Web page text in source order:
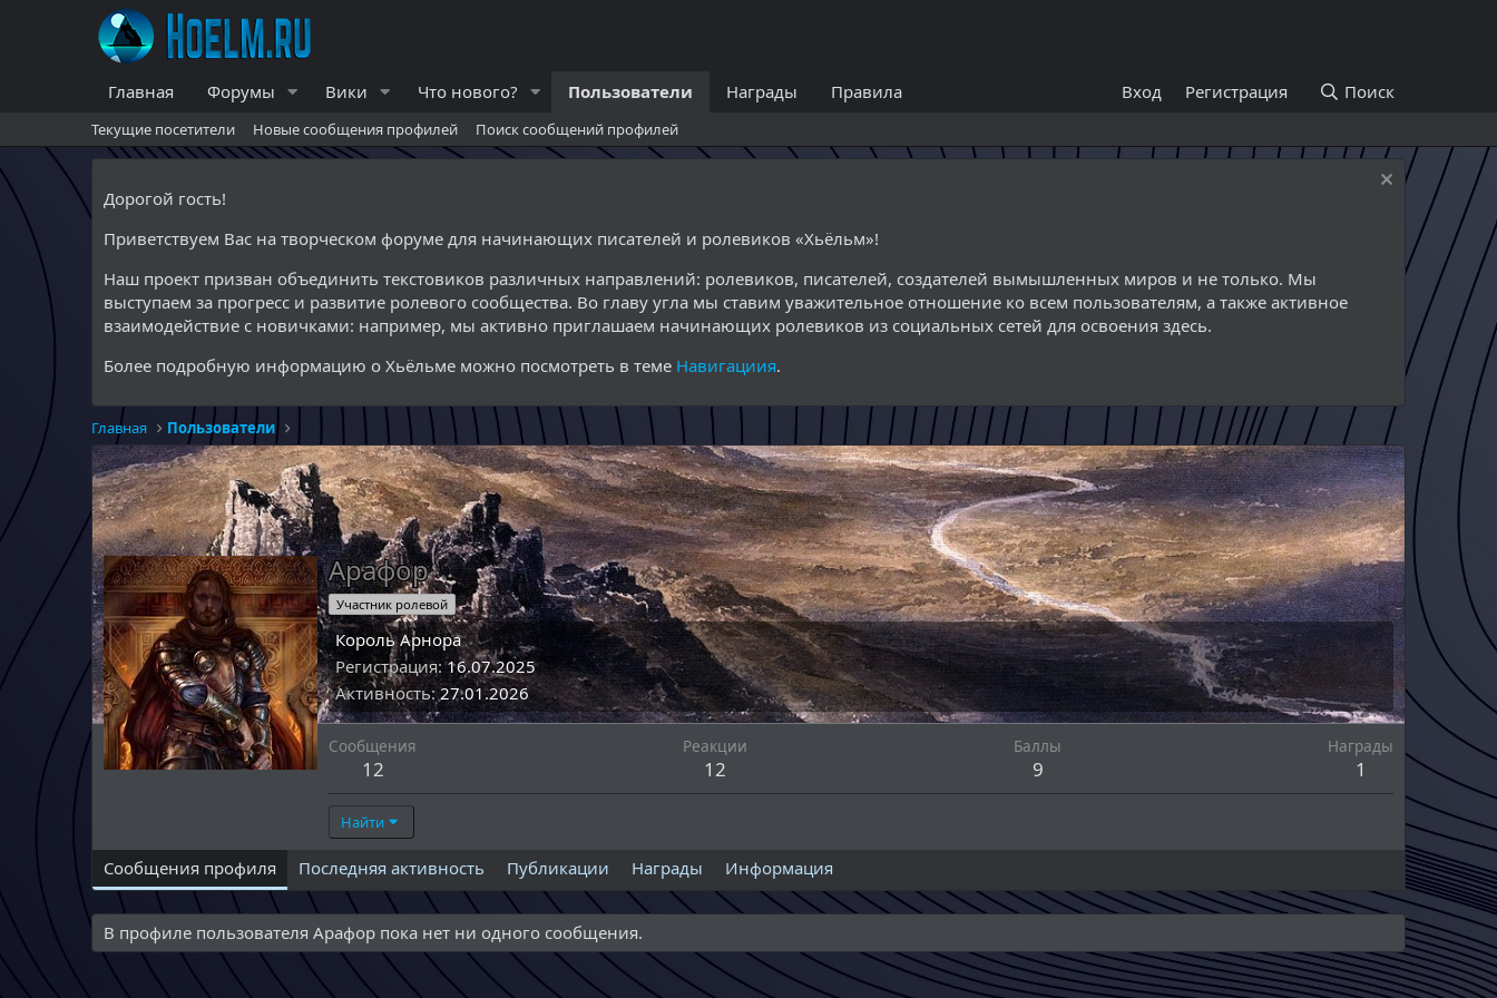
Главная Форумы Вики Что нового? Пользователи Награды Правила Вход Регистрация Поиск
Текущие посетители Новые сообщения профилей Поиск сообщений профилей
Дорогой гость!
Приветствуем Вас на творческом форуме для начинающих писателей и ролевиков «Хьёльм»!
Наш проект призван объединить текстовиков различных направлений: ролевиков, писателей, создателей вымышленных миров и не только. Мы
выступаем за прогресс и развитие ролевого сообщества. Во главу угла мы ставим уважительное отношение ко всем пользователям, а также активное
взаимодействие с новичками: например, мы активно приглашаем начинающих ролевиков из социальных сетей для освоения здесь.
Более подробную информацию о Хьёльме можно посмотреть в теме Навигациия.
Главная Пользователи
Арафор
Участник ролевой
Король Арнора
Регистрация 16.07.2025
Активность 27.01.2026
Сообщения
12
Реакции
12
Баллы
9
Награды
1
Найти
Сообщения профиля Последняя активность Публикации Награды Информация
В профиле пользователя Арафор пока нет ни одного сообщения.